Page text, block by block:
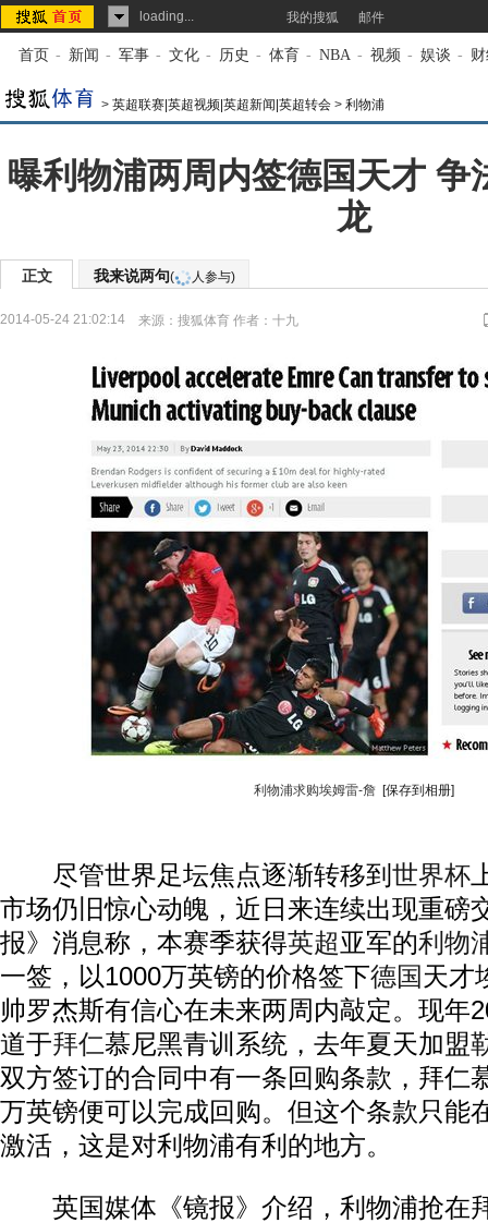
loading... 我的搜狐 邮件
首页 - 新闻 - 军事 - 文化 - 历史 - 体育 - NBA - 视频 - 娱谈 -
> 英超联赛|英超视频|英超新闻|英超转会 > 利物浦
曝利物浦两周内签德国天才 争
龙
正文 我来说两句( 人参与)
2014-05-24 21:02:14 来源： 搜狐体育 作者：十九
利物浦求购埃姆雷-詹 [保存到相册]
尽管世界足坛焦点逐渐转移到 世界杯
市场仍旧惊心动魄，近日来连续出现重磅
报》消息称，本赛季获得英超亚军的利物
一签，以1000万英镑的价格签下德国天才
帅罗杰斯有信心在未来两周内敲定。现年
道于拜仁慕尼黑青训系统，去年夏天加盟
双方签订的合同中有一条回购条款，拜仁
万英镑便可以完成回购。但这个条款只能
激活，这是对利物浦有利的地方。
英国媒体《镜报》介绍，利物浦抢在